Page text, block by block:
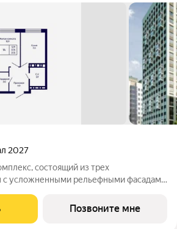
2027
состоящий из трех
усложненными рельефными фасадами
просторное дизайнерское лобби с
ожидания.
Позвоните мне